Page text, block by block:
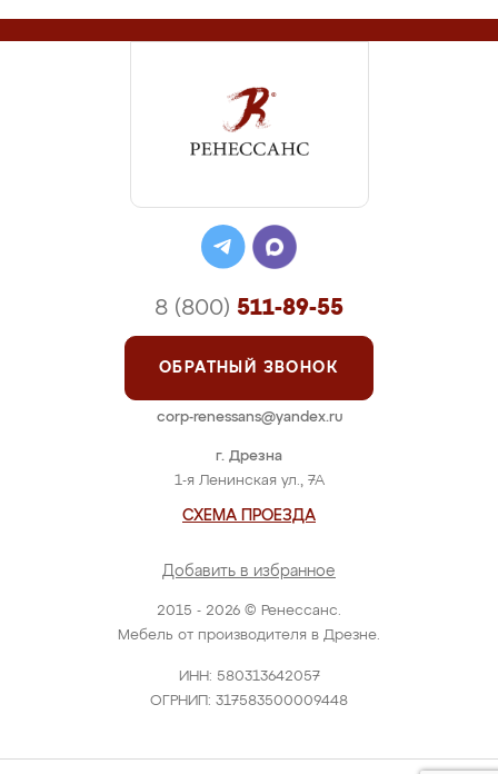
2015 - 2026 © Ренессанс.
Мебель от производителя в Дрезне.
ИНН: 580313642057
ОГРНИП: 317583500009448
г. Дрезна
1-я Ленинская ул., 7А
СХЕМА ПРОЕЗДА
Добавить в избранное
8 (800) 511-89-55
ОБРАТНЫЙ ЗВОНОК
corp-renessans@yandex.ru